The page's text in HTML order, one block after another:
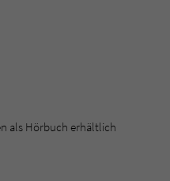
als Hörbuch erhältlich